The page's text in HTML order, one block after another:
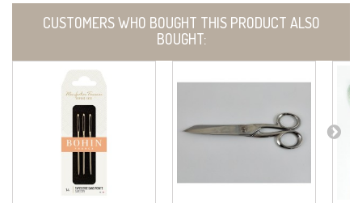
CUSTOMERS WHO BOUGHT THIS PRODUCT ALSO
BOUGHT: